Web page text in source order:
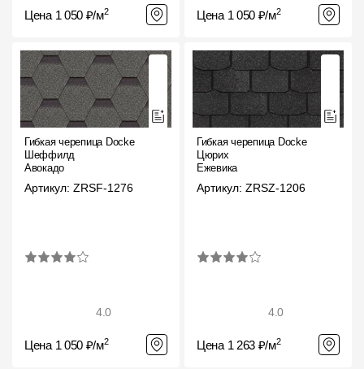
Вакансии
B2B
Отзывы
Где купить?
8 800 100 71 45site@docke.ru
Цена 1 050 ₽/м2 Цена 1 050 ₽/м2
Гибкая черепица Docke
Шеффилд
Авокадо
Артикул: ZRSF-1276
4.0
Цена 1 050 ₽/м2
Гибкая черепица Docke
Цюрих
Ежевика
Артикул: ZRSZ-1206
4.0
Цена 1 263 ₽/м2